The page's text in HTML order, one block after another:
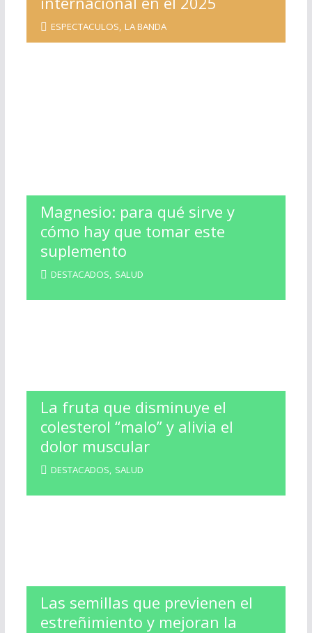
ESPECTACULOS LA BANDA
Magnesio: para qué sirve y
cómo hay que tomar este
suplemento
DESTACADOS SALUD
La fruta que disminuye el
colesterol “malo” y alivia el
dolor muscular
DESTACADOS SALUD
Las semillas que previenen el
estreñimiento y mejoran la